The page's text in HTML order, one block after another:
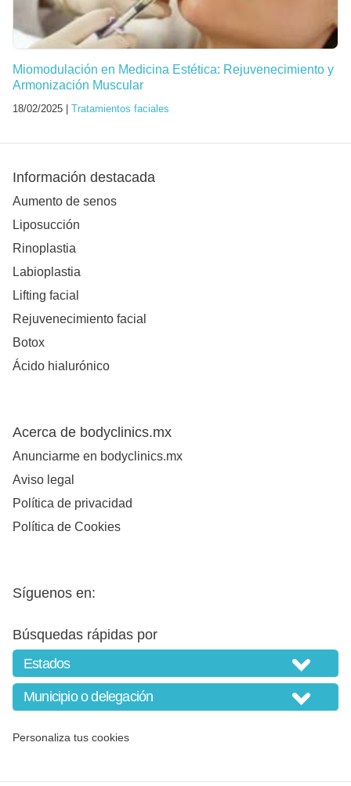
Miomodulación en Medicina Estética: Rejuvenecimiento y
Armonización Muscular
18/02/2025 | Tratamientos faciales
Información destacada
Aumento de senos
Liposucción
Rinoplastia
Labioplastia
Lifting facial
Rejuvenecimiento facial
Botox
Ácido hialurónico
Acerca de bodyclinics.mx
Anunciarme en bodyclinics.mx
Aviso legal
Política de privacidad
Política de Cookies
Síguenos en:
Búsquedas rápidas por
Personaliza tus cookies